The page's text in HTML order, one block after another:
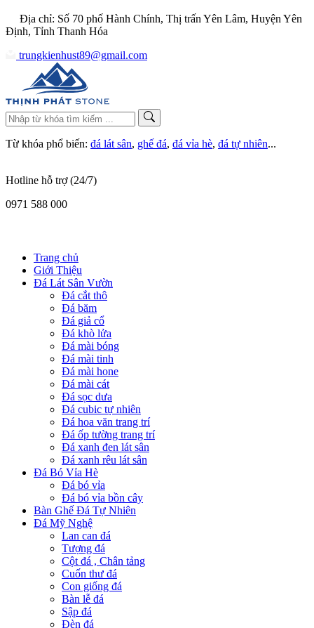
Địa chỉ: Số 70 phố Hành Chính, Thị trấn Yên Lâm, Huyện Yên
Định, Tỉnh Thanh Hóa
trungkienhust89@gmail.com
Từ khóa phổ biến: đá lát sân, ghế đá, đá vỉa hè, đá tự nhiên...
Hotline hỗ trợ (24/7)
0971 588 000
Trang chủ
Giới Thiệu
Đá Lát Sân Vườn
Đá cắt thô
Đá băm
Đá giả cổ
Đá khò lửa
Đá mài bóng
Đá mài tinh
Đá mài hone
Đá mài cát
Đá sọc dưa
Đá cubic tự nhiên
Đá hoa văn trang trí
Đá ốp tường trang trí
Đá xanh đen lát sân
Đá xanh rêu lát sân
Đá Bó Vỉa Hè
Đá bó vỉa
Đá bó vỉa bồn cây
Bàn Ghế Đá Tự Nhiên
Đá Mỹ Nghệ
Lan can đá
Tượng đá
Cột đá , Chân tảng
Cuốn thư đá
Con giống đá
Bàn lễ đá
Sập đá
Đèn đá